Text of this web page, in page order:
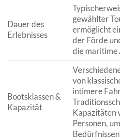
Dauer des
Erlebnisses
gewählter
ermöglicht
der Förde
die maritime
Bootsklassen &
Kapazität
von
intimere
Kapazitäten
Personen,